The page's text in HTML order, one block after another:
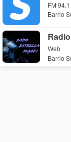
FM 94.1
Barrio
Web
Barrio